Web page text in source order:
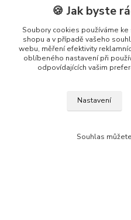
🍪 Jak byste
Soubory cookies používáme
shopu a v případě vašeho
webu, měření efektivity
oblíbeného nastavení při
odpovídajících vašim
Nastavení
Souhlas